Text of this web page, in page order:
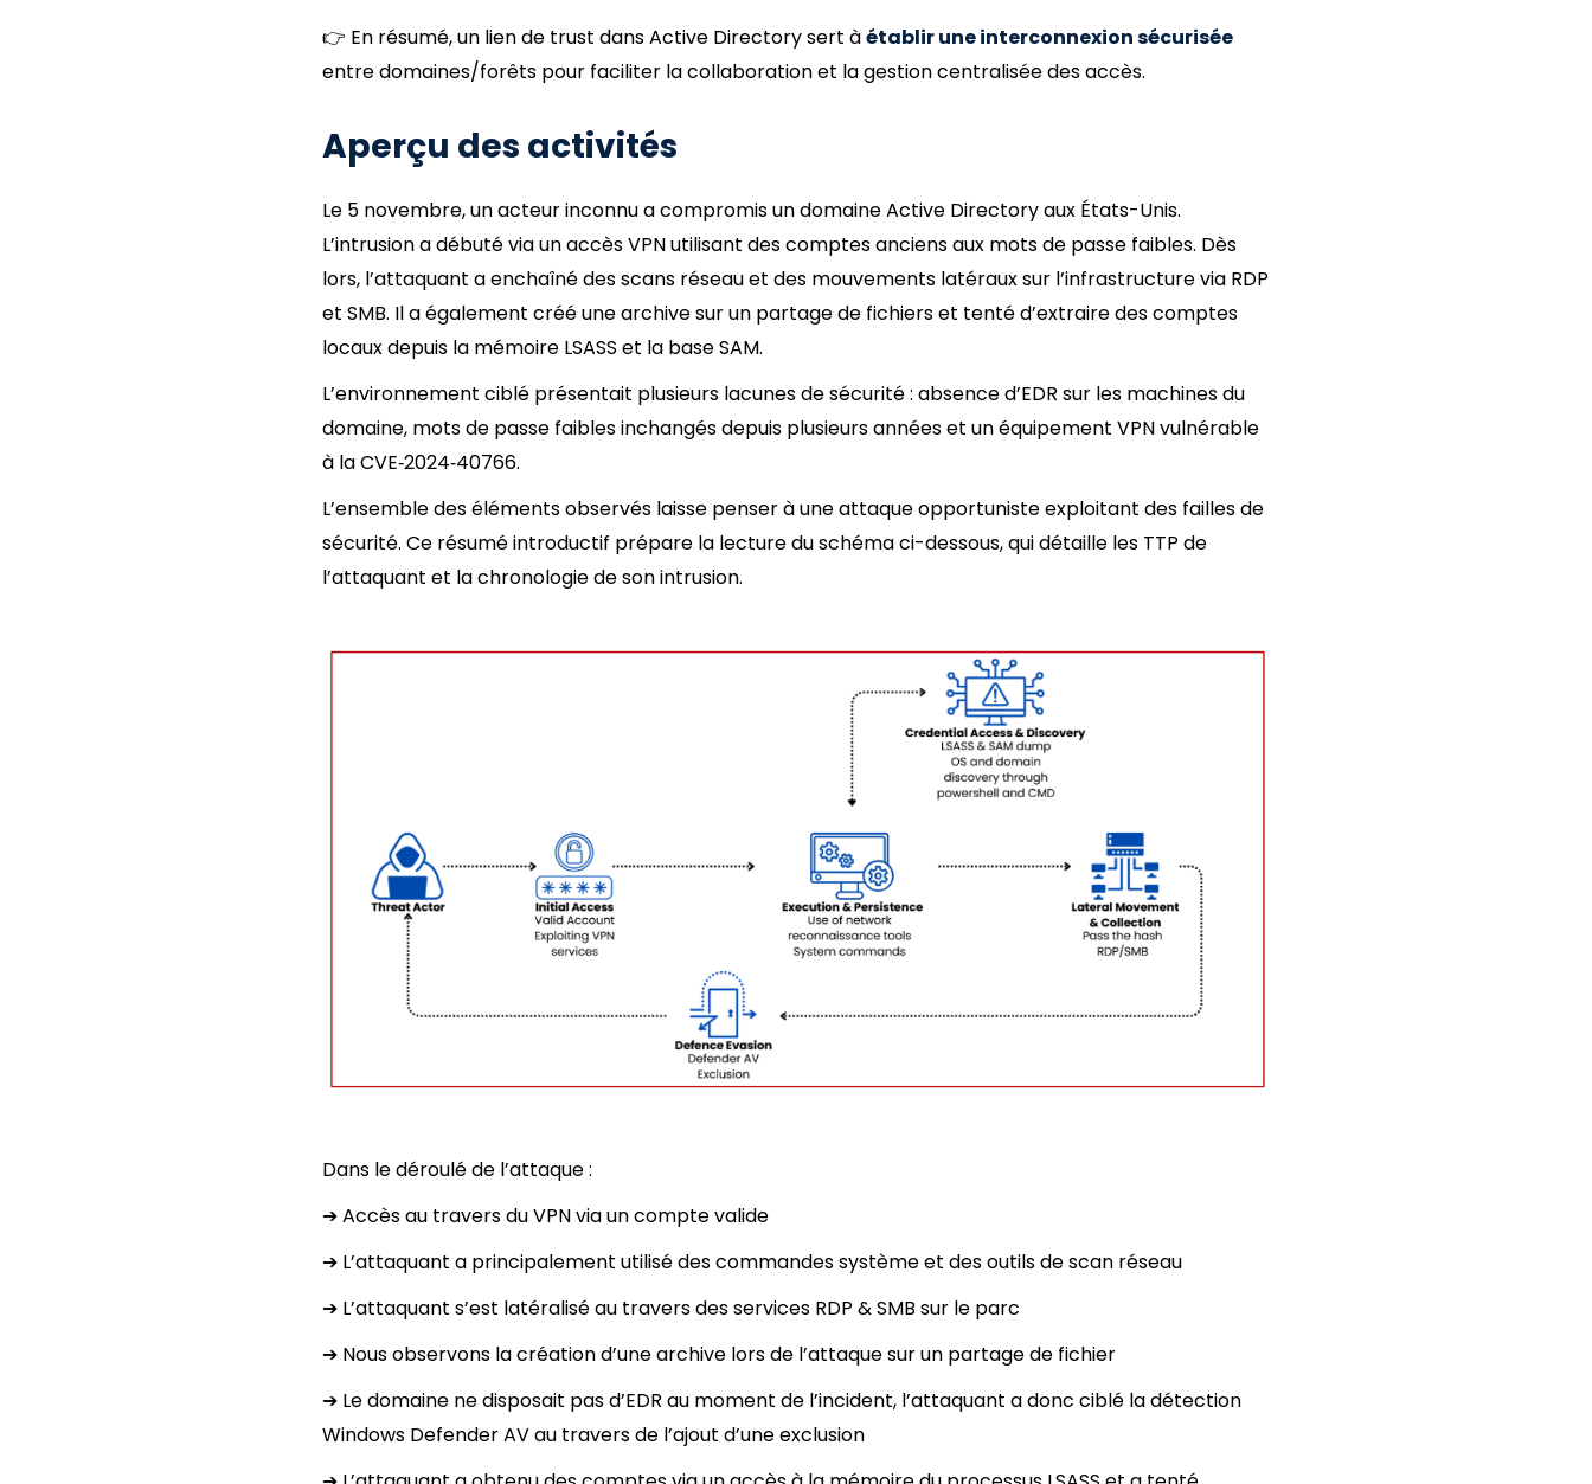
👉 En résumé, un lien de trust dans Active Directory sert àétablir une interconnexion sécurisée
entre domaines/forêts pour faciliter la collaboration et la gestion centralisée des accès.
Aperçu des activités
Le 5 novembre, un acteur inconnu a compromis un domaine Active Directory aux États-Unis.
L’intrusion a débuté via un accès VPN utilisant des comptes anciens aux mots de passe faibles. Dès
lors, l’attaquant a enchaîné des scans réseau et des mouvements latéraux sur l’infrastructure via RDP
et SMB. Il a également créé une archive sur un partage de fichiers et tenté d’extraire des comptes
locaux depuis la mémoire LSASS et la base SAM.
L’environnement ciblé présentait plusieurs lacunes de sécurité : absence d’EDR sur les machines du
domaine, mots de passe faibles inchangés depuis plusieurs années et un équipement VPN vulnérable
à la CVE‑2024‑40766.
L’ensemble des éléments observés laisse penser à une attaque opportuniste exploitant des failles de
sécurité. Ce résumé introductif prépare la lecture du schéma ci-dessous, qui détaille les TTP de
l’attaquant et la chronologie de son intrusion.
Dans le déroulé de l’attaque :
➔ Accès au travers du VPN via un compte valide
➔ L’attaquant a principalement utilisé des commandes système et des outils de scan réseau
➔ L’attaquant s’est latéralisé au travers des services RDP & SMB sur le parc
➔ Nous observons la création d’une archive lors de l’attaque sur un partage de fichier
➔ Le domaine ne disposait pas d’EDR au moment de l’incident, l’attaquant a donc ciblé la détection
Windows Defender AV au travers de l’ajout d’une exclusion